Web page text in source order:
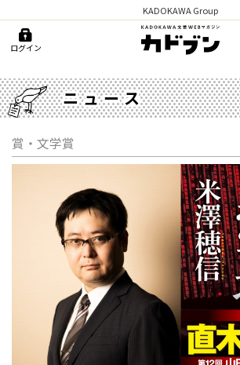
KADOKAWA Group
ログイン
ニュース
賞・文学賞